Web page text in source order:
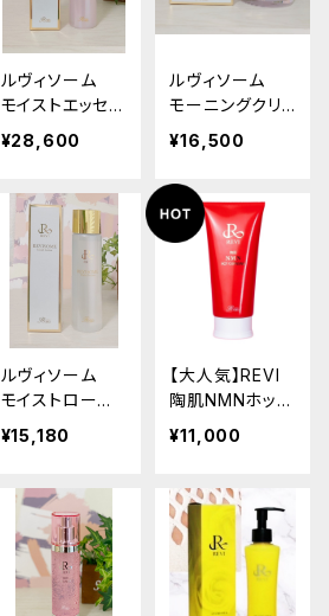
ルヴィソーム
モイストエッセン
ス
¥28,600
ルヴィソーム
モーニングクリ
ーム
¥16,500
ルヴィソーム
モイストローショ
ン
¥15,180
【大人気】REVI
陶肌NMNホット
クレンジング
¥11,000